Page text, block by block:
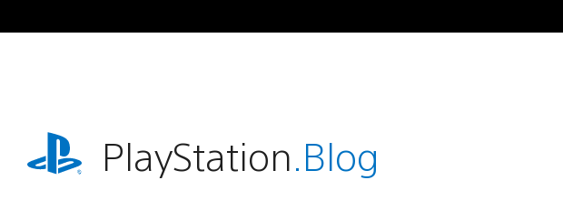
para
playstation.comPlayStation.Blog